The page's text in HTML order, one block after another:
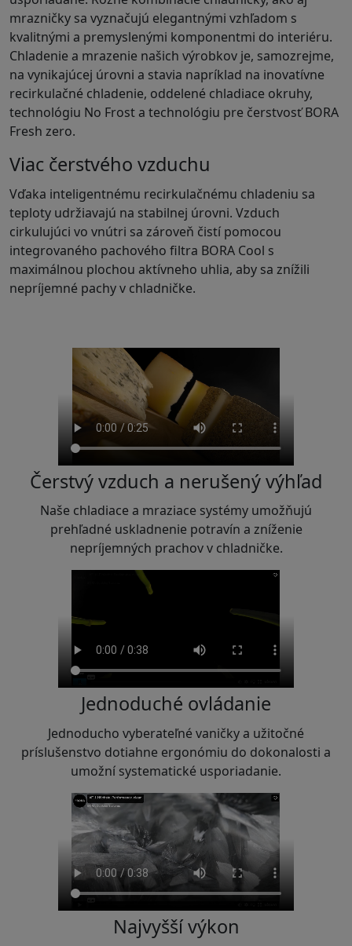
mrazničky sa vyznačujú elegantnými vzhľadom s
kvalitnými a premyslenými komponentmi do interiéru.
Chladenie a mrazenie našich výrobkov je, samozrejme,
na vynikajúcej úrovni a stavia napríklad na inovatívne
recirkulačné chladenie, oddelené chladiace okruhy,
technológiu No Frost a technológiu pre čerstvosť BORA
Fresh zero.
Viac čerstvého vzduchu
Vďaka inteligentnému recirkulačnému chladeniu sa
teploty udržiavajú na stabilnej úrovni. Vzduch
cirkulujúci vo vnútri sa zároveň čistí pomocou
integrovaného pachového filtra BORA Cool s
maximálnou plochou aktívneho uhlia, aby sa znížili
nepríjemné pachy v chladničke.
Čerstvý vzduch a nerušený výhľad
Naše chladiace a mraziace systémy umožňujú
prehľadné uskladnenie potravín a zníženie
nepríjemných prachov v chladničke.
Jednoduché ovládanie
Jednoducho vyberateľné vaničky a užitočné
príslušenstvo dotiahne ergonómiu do dokonalosti a
umožní systematické usporiadanie.
Najvyšší výkon